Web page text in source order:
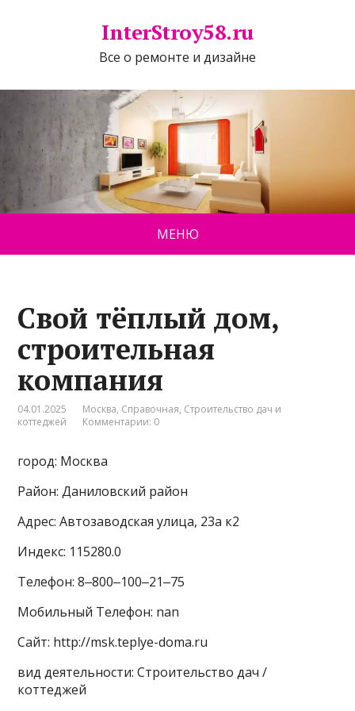
InterStroy58.ru
Все о ремонте и дизайне
МЕНЮ
Свой тёплый дом,
строительная
компания
04.01.2025 Москва, Справочная, Строительство дач и
коттеджей
Комментарии: 0
город: Москва
Район: Даниловский район
Адрес: Автозаводская улица, 23а к2
Индекс: 115280.0
Телефон: 8‒800‒100‒21‒75
Мобильный Телефон: nan
Сайт: http://msk.teplye-doma.ru
вид деятельности: Строительство дач /
коттеджей